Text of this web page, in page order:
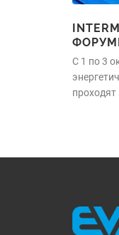
С 1 по 3